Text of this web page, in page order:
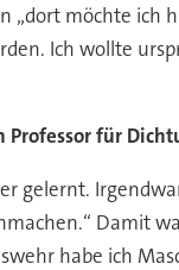
„dort möchte
Ich wollte
für
gelernt.
Damit
habe ich